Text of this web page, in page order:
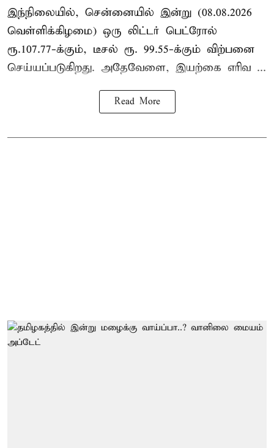
இந்நிலையில், சென்னையில் இன்று (08.08.2026
வெள்ளிக்கிழமை) ஒரு லிட்டர் பெட்ரோல்
ரூ.107.77-க்கும், டீசல் ரூ. 99.55-க்கும் விற்பனை
செய்யப்படுகிறது. அதேவேளை, இயற்கை எரிவ ...
Read More